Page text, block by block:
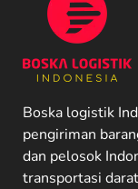
Boska logistik
pengiriman
dan pelosok
transportasi